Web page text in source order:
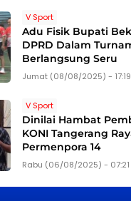
V Sport
Adu Fisik Bupati
DPRD Dalam
Berlangsung Seru
Jumat (08/08/2025) - 17:19
V Sport
Dinilai Hambat
KONI Tangerang
Permenpora 14
Rabu (06/08/2025) - 07:21